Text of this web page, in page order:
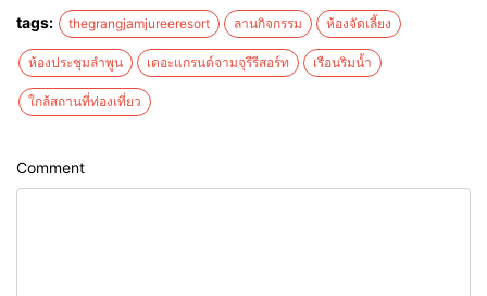
tags: thegrangjamjureeresort ลานกิจกรรม ห้องจัดเลี้ยง
ห้องประชุมลำพูน เดอะแกรนด์จามจุรีรีสอร์ท เรือนริมน้ำ
ใกล้สถานที่ท่องเที่ยว
Comment